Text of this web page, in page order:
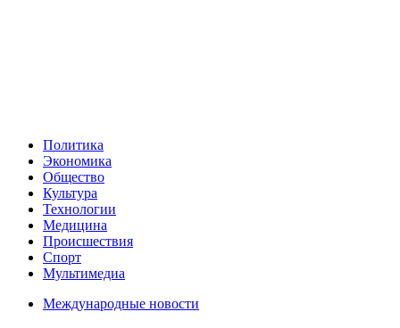
Политика
Экономика
Общество
Культура
Технологии
Медицина
Происшествия
Спорт
Мультимедиа
Международные новости